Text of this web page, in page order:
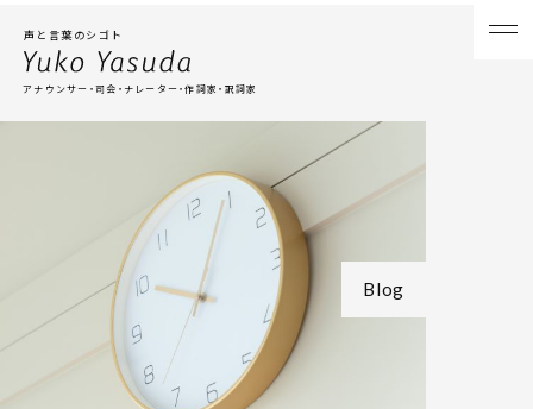
声と言葉のシゴト
アナウンサー・司会・ナレーター・作詞家・訳詞家
Blog